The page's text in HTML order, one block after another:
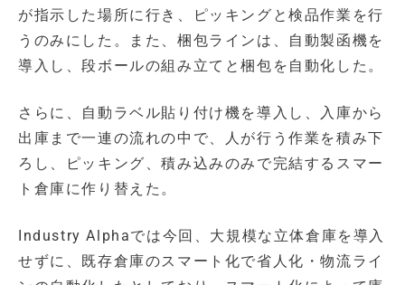
が指示した場所に行き、ピッキングと検品作業を行
うのみにした。また、梱包ラインは、自動製函機を
導入し、段ボールの組み立てと梱包を自動化した。
さらに、自動ラベル貼り付け機を導入し、入庫から
出庫まで一連の流れの中で、人が行う作業を積み下
ろし、ピッキング、積み込みのみで完結するスマー
ト倉庫に作り替えた。
Industry Alphaでは今回、大規模な立体倉庫を導入
せずに、既存倉庫のスマート化で省人化・物流ライ